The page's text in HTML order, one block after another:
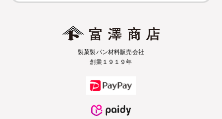
製菓製パン材料販売会社
創業１９１９年